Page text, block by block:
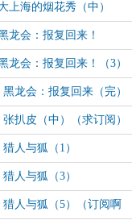
上海的烟花秀（中）
订阅）
龙会：报复回来！
龙会：报复回来！（3）
龙会：报复回来（完）
扒皮（中）（求订阅）
人与狐（1）
人与狐（3）
猎人与狐（5）（订阅啊